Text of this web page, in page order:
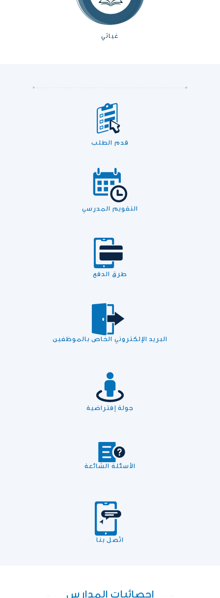
غياثي
قدم الطلب
التقويم المدرسي
طرق الدفع
البريد الإلكتروني الخاص بالموظفين
جولة إفتراضية
الأسئلة الشائعة
اتّصل بنا
إحصائيات المدارس